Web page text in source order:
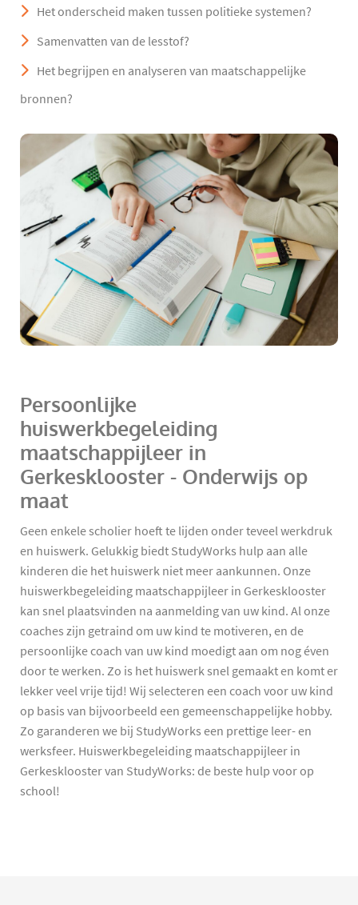
Het onderscheid maken tussen politieke systemen?
Samenvatten van de lesstof?
Het begrijpen en analyseren van maatschappelijke
bronnen?
Persoonlijke
huiswerkbegeleiding
maatschappijleer in
Gerkesklooster - Onderwijs op
maat
Geen enkele scholier hoeft te lijden onder teveel werkdruk
en huiswerk. Gelukkig biedt StudyWorks hulp aan alle
kinderen die het huiswerk niet meer aankunnen. Onze
huiswerkbegeleiding maatschappijleer in Gerkesklooster
kan snel plaatsvinden na aanmelding van uw kind. Al onze
coaches zijn getraind om uw kind te motiveren, en de
persoonlijke coach van uw kind moedigt aan om nog éven
door te werken. Zo is het huiswerk snel gemaakt en komt er
lekker veel vrije tijd! Wij selecteren een coach voor uw kind
op basis van bijvoorbeeld een gemeenschappelijke hobby.
Zo garanderen we bij StudyWorks een prettige leer- en
werksfeer. Huiswerkbegeleiding maatschappijleer in
Gerkesklooster van StudyWorks: de beste hulp voor op
school!